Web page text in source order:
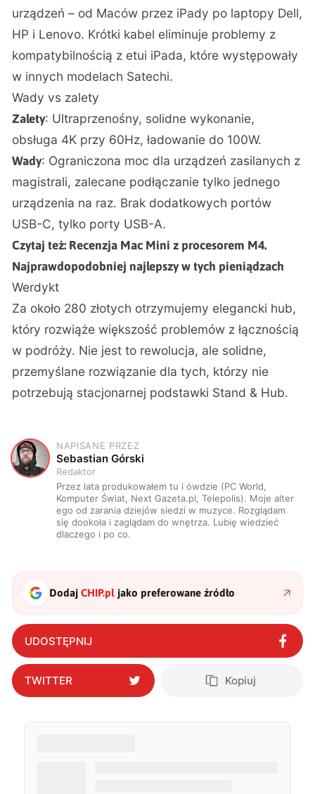
urządzeń – od Maców przez iPady po laptopy Dell,
HP i Lenovo. Krótki kabel eliminuje problemy z
kompatybilnością z etui iPada, które występowały
w innych modelach Satechi.
Wady vs zalety
Zalety: Ultraprzenośny, solidne wykonanie,
obsługa 4K przy 60Hz, ładowanie do 100W.
Wady: Ograniczona moc dla urządzeń zasilanych z
magistrali, zalecane podłączanie tylko jednego
urządzenia na raz. Brak dodatkowych portów
USB-C, tylko porty USB-A.
Czytaj też: Recenzja Mac Mini z procesorem M4.
Najprawdopodobniej najlepszy w tych pieniądzach
Werdykt
Za około 280 złotych otrzymujemy elegancki hub,
który rozwiąże większość problemów z łącznością
w podróży. Nie jest to rewolucja, ale solidne,
przemyślane rozwiązanie dla tych, którzy nie
potrzebują stacjonarnej podstawki Stand & Hub.
S
NAPISANE PRZEZ
Sebastian Górski
Redaktor
Przez lata produkowałem tu i ówdzie (PC World,
Komputer Świat, Next Gazeta.pl, Telepolis). Moje alter
ego od zarania dziejów siedzi w muzyce. Rozglądam
się dookoła i zaglądam do wnętrza. Lubię wiedzieć
dlaczego i po co.
DodajCHIP.pl jako preferowane źródło
UDOSTĘPNIJ
TWITTER Kopiuj